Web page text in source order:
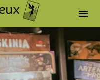
menu